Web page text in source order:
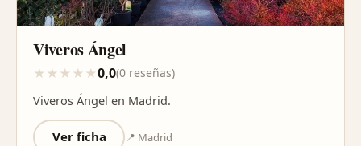
Viveros Ángel
★ ★ ★ ★ ★0,0(0 reseñas)
Viveros Ángel en Madrid.
Ver ficha 📍 Madrid